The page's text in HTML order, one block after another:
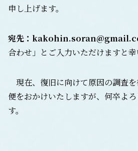
申し上げます。
宛先：
合わせ」とご入力いただけますと幸
現在、復旧に向けて原因の調査
便をおかけいたしますが、何卒よ
す。